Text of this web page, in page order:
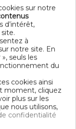
sur notre
d’intérêt,
à
notre site. En
seuls les
du
cookies ainsi
moment, cliquez
plus sur les
nous utilisons,
confidentialité